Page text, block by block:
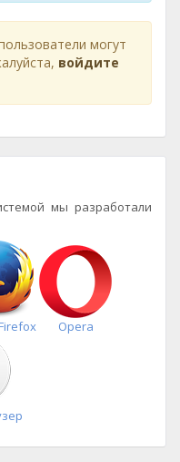
могут
войдите
мы разработали
Opera